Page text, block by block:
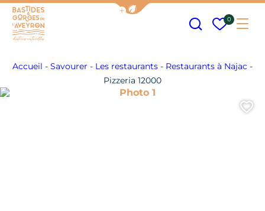
Afficher la barre de navigation
Mes
0
Accueil - Savourer - Les restaurants - Restaurants à Najac -
Pizzeria 12000
Photo 1